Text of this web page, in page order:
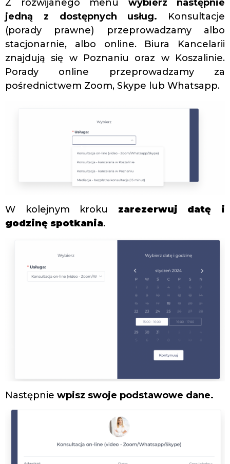
Z rozwijanego menu wybierz następnie
jedną z dostępnych usług. Konsultacje
(porady prawne) przeprowadzamy albo
stacjonarnie, albo online. Biura Kancelarii
znajdują się w Poznaniu oraz w Koszalinie.
Porady online przeprowadzamy za
pośrednictwem Zoom, Skype lub Whatsapp.
W kolejnym kroku zarezerwuj datę i
godzinę spotkania.
Następnie wpisz swoje podstawowe dane.